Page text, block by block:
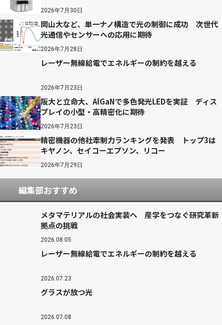
2026年7月30日
岡山大など、単一ナノ構造で光の制御に成功 次世代
光通信やセンサーへの応用に期待
2026年7月28日
レーザー無線給電でエネルギーの制約を越える
2026年7月23日
阪大と立命大、AlGaNで多色発光LEDを実証 ディス
プレイの小型・高精密化に期待
2026年7月23日
精密機器の他社牽制力ランキングを発表 トップ3は
キヤノン、セイコーエプソン、リコー
2026年7月29日
編集部おすすめ
メタマテリアルの社会実装へ 産学をつなぐ研究革新
拠点の挑戦
2026.08.05
レーザー無線給電でエネルギーの制約を越える
2026.07.23
グラスが放つ光
2026.07.08